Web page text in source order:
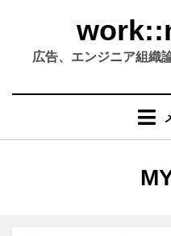
広告、エンジニア組織
タ
: